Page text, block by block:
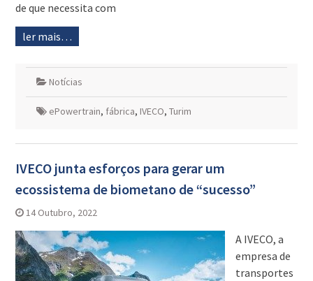
de que necessita com
ler mais…
Notícias
ePowertrain, fábrica, IVECO, Turim
IVECO junta esforços para gerar um
ecossistema de biometano de “sucesso”
14 Outubro, 2022
A IVECO, a
empresa de
transportes